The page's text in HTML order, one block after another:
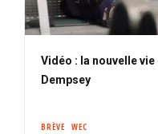
Vidéo : la nouvelle
Dempsey
BRÈVE WEC